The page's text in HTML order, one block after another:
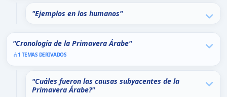
"Ejemplos en los humanos"
"Cronología de la Primavera Árabe"
1 TEMAS DERIVADOS
"Cuáles fueron las causas subyacentes de la
Primavera Árabe?"